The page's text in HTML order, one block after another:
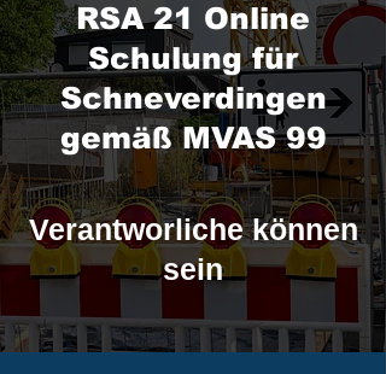
RSA 21 Online
Schulung für
Schneverdingen
gemäß MVAS 99
Verantworliche können
sein